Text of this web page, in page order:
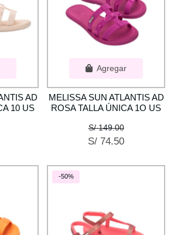
AD
10 US
Agregar
MELISSA SUN ATLANTIS AD
ROSA TALLA ÚNICA 1O US
S/ 149.00
S/ 74.50
-50%